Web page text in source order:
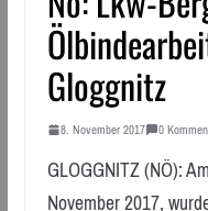
Gloggnitz
8. November 2017 0
GLOGGNITZ (NÖ):
November 2017,